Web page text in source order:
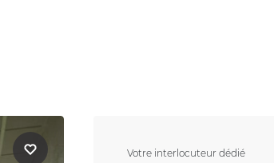
Votre interlocuteur dédié